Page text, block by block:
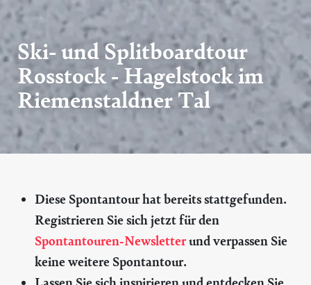
Ski- und Splitboardtour
Rosstock - Hagelstock im
Riemenstaldner Tal
Diese Spontantour hat bereits stattgefunden.
Registrieren Sie sich jetzt für den
Spontantouren-Newsletterund verpassen Sie
keine weitere Spontantour.